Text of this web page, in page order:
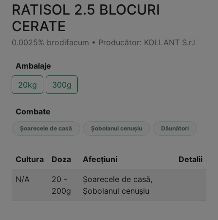
RATISOL 2.5 BLOCURI
CERATE
0.0025% brodifacum • Producător: KOLLANT S.r.l
Ambalaje
20kg
300g
Combate
Șoarecele de casă Șobolanul cenușiu Dăunători
Cultura Doza Afecțiuni Detalii
N/A
20 -
200g
Șoarecele de casă,
Șobolanul cenușiu